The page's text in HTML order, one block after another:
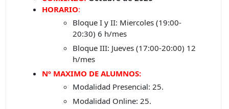
HORARIO:
Bloque I y II: Miercoles (19:00-
20:30) 6 h/mes
Bloque III: Jueves (17:00-20:00) 12
h/mes
Nº MAXIMO DE ALUMNOS:
Modalidad Presencial: 25.
Modalidad Online: 25.